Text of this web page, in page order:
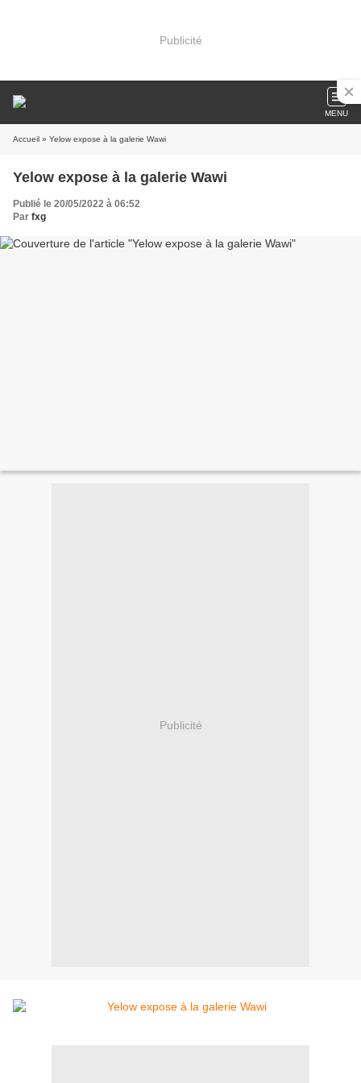
Publicité
MENU
Accueil » Yelow expose à la galerie Wawi
Yelow expose à la galerie Wawi
Publié le 20/05/2022 à 06:52
Par fxg
Publicité